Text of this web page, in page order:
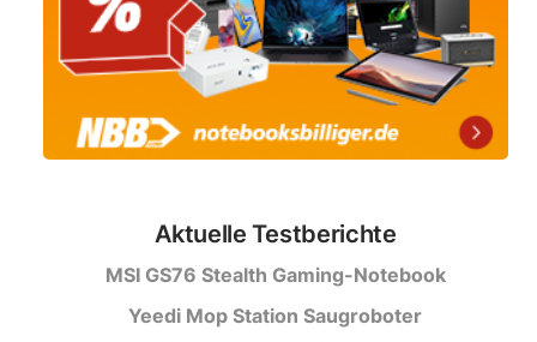
Aktuelle Testberichte
MSI GS76 Stealth Gaming-Notebook
Yeedi Mop Station Saugroboter